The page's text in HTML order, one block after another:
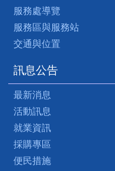
服務處導覽
服務區與服務站
交通與位置
訊息公告
最新消息
活動訊息
就業資訊
採購專區
便民措施